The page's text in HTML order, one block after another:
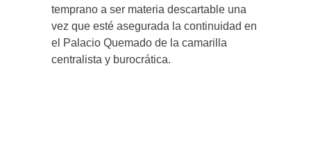
temprano a ser materia descartable una
vez que esté asegurada la continuidad en
el Palacio Quemado de la camarilla
centralista y burocrática.